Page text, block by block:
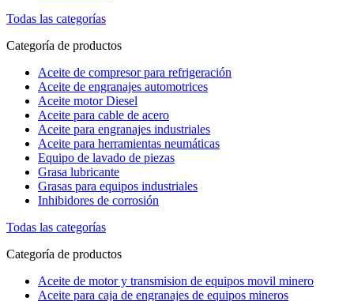
Todas las categorías
Categoría de productos
Aceite de compresor para refrigeración
Aceite de engranajes automotrices
Aceite motor Diesel
Aceite para cable de acero
Aceite para engranajes industriales
Aceite para herramientas neumáticas
Equipo de lavado de piezas
Grasa lubricante
Grasas para equipos industriales
Inhibidores de corrosión
Todas las categorías
Categoría de productos
Aceite de motor y transmision de equipos movil minero
Aceite para caja de engranajes de equipos mineros